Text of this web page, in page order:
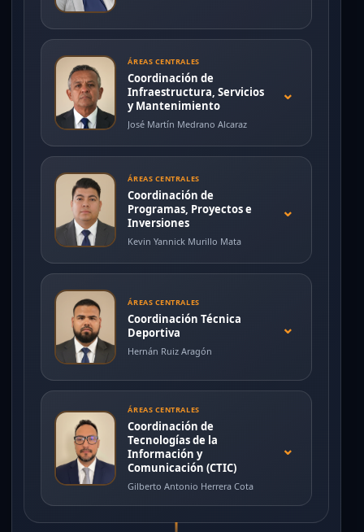
ÁREAS CENTRALES
Coordinación de
Infraestructura, Servicios
y Mantenimiento
José Martín Medrano Alcaraz
⌄
ÁREAS CENTRALES
Coordinación de
Programas, Proyectos e
Inversiones
Kevin Yannick Murillo Mata
⌄
ÁREAS CENTRALES
Coordinación Técnica
Deportiva
Hernán Ruiz Aragón
⌄
ÁREAS CENTRALES
Coordinación de
Tecnologías de la
Información y
Comunicación (CTIC)
Gilberto Antonio Herrera Cota
⌄